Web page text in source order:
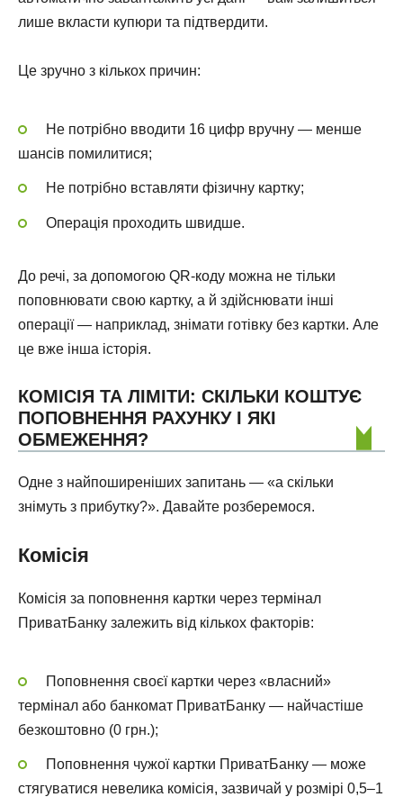
лише вкласти купюри та підтвердити.
Це зручно з кількох причин:
Не потрібно вводити 16 цифр вручну — менше
шансів помилитися;
Не потрібно вставляти фізичну картку;
Операція проходить швидше.
До речі, за допомогою QR-коду можна не тільки
поповнювати свою картку, а й здійснювати інші
операції — наприклад, знімати готівку без картки. Але
це вже інша історія.
КОМІСІЯ ТА ЛІМІТИ: СКІЛЬКИ КОШТУЄ
ПОПОВНЕННЯ РАХУНКУ І ЯКІ
ОБМЕЖЕННЯ?
Одне з найпоширеніших запитань — «а скільки
знімуть з прибутку?». Давайте розберемося.
Комісія
Комісія за поповнення картки через термінал
ПриватБанку залежить від кількох факторів:
Поповнення своєї картки через «власний»
термінал або банкомат ПриватБанку — найчастіше
безкоштовно (0 грн.);
Поповнення чужої картки ПриватБанку — може
стягуватися невелика комісія, зазвичай у розмірі 0,5–1